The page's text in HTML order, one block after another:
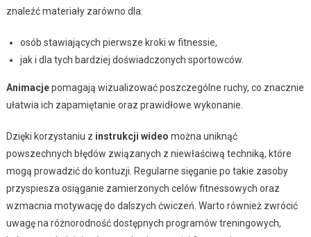
znaleźć materiały zarówno dla:
osób stawiających pierwsze kroki w fitnessie,
jak i dla tych bardziej doświadczonych sportowców.
Animacjepomagają wizualizować poszczególne ruchy, co znacznie
ułatwia ich zapamiętanie oraz prawidłowe wykonanie.
Dzięki korzystaniu z instrukcji wideo można uniknąć
powszechnych błędów związanych z niewłaściwą techniką, które
mogą prowadzić do kontuzji. Regularne sięganie po takie zasoby
przyspiesza osiąganie zamierzonych celów fitnessowych oraz
wzmacnia motywację do dalszych ćwiczeń. Warto również zwrócić
uwagę na różnorodność dostępnych programów treningowych,